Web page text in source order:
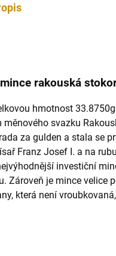
rakouská
hmotnost
svazku
za gulden a stala se
Franz Josef I. a na
investiční
Zároveň je mince velice
která není